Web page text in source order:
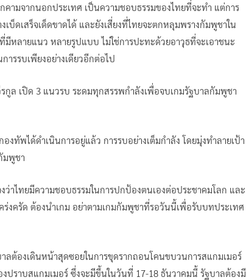
ามจากนอกประเทศ เป็นความชอบธรรมของไทยที่จะทำ แต่การ
บ็ดเสร็จเด็ดขาดได้ และยังเสี่ยงที่ไทยจะตกหลุมพรางกัมพูชาใน
มีหลายแนว หลายรูปแบบ ไม่ใช่การปะทะด้วยอาวุธที่จะเอาชนะ
ารรบเพียงอย่างเดียวอีกต่อไป
ล เปิด 3 แนวรบ ระดมทุกสรรพกำลังเพื่อจบเกมรัฐบาลกัมพูชา
ทัพได้ดำเนินการอยู่แล้ว การรบอย่างเต็มกำลัง โดยมุ่งทำลายเป้า
มพูชา
ว่าไทยมีความชอบธรรมในการปกป้องตนเองต่อประชาคมโลก และ
ร่งครัด ต้องนำเกม อย่าตามเกมกัมพูชาที่รอวันนี้เพื่อรับบทประเทศ
ต้องเดินหน้าสุดซอยในการขุดรากถอนโคนขบวนการสแกมเมอร์
ปราบสแกมเมอร์ ซึ่งจะมีขึ้นในวันที่ 17-18 ธันวาคมนี้ รัฐบาลต้องมี